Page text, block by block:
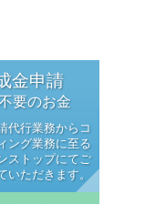
金申請
要のお金
代行業務からコ
ング業務に至る
ストップにてご
いただきます。